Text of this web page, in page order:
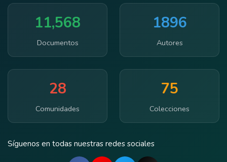
11,568
Documentos
1896
Autores
28
Comunidades
75
Colecciones
Síguenos en todas nuestras redes sociales